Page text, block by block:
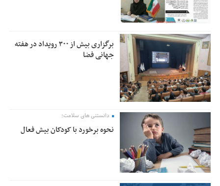
برگزاری بیش از ۳۰۰ رویداد در هفته
جهانی فضا
دانستنی های سلامت؛
نحوه برخورد با کودکان بیش فعال